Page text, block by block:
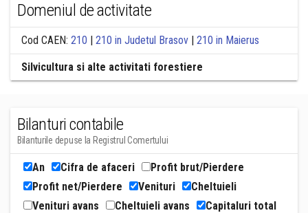
Domeniul de activitate
Cod CAEN: 210 | 210 in Judetul Brasov | 210 in Maierus
Silvicultura si alte activitati forestiere
Bilanturi contabile
Bilanturile depuse la Registrul Comertului
An Cifra de afaceri
Profit brut/Pierdere
Profit net/Pierdere
Venituri
Cheltuieli
Venituri avans
Cheltuieli avans
Capitaluri total